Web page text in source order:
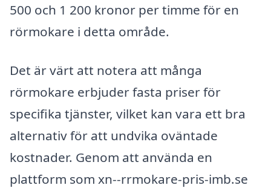
500 och 1 200 kronor per timme för en
rörmokare i detta område.
Det är värt att notera att många
rörmokare erbjuder fasta priser för
specifika tjänster, vilket kan vara ett bra
alternativ för att undvika oväntade
kostnader. Genom att använda en
plattform som xn--rrmokare-pris-imb.se